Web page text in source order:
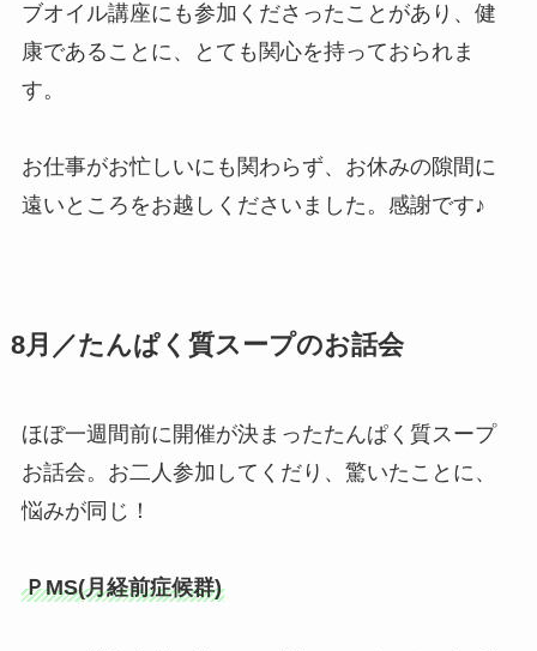
ブオイル講座にも参加くださったことがあり、健
康であることに、とても関心を持っておられま
す。
お仕事がお忙しいにも関わらず、お休みの隙間に
遠いところをお越しくださいました。感謝です♪
8月／たんぱく質スープのお話会
ほぼ一週間前に開催が決まったたんぱく質スープ
お話会。お二人参加してくだり、驚いたことに、
悩みが同じ！
ＰMS(月経前症候群)